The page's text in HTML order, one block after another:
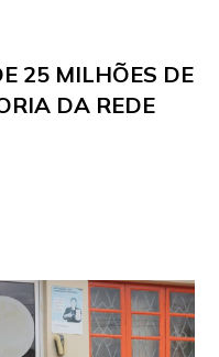
25 MILHÕES DE
DA REDE